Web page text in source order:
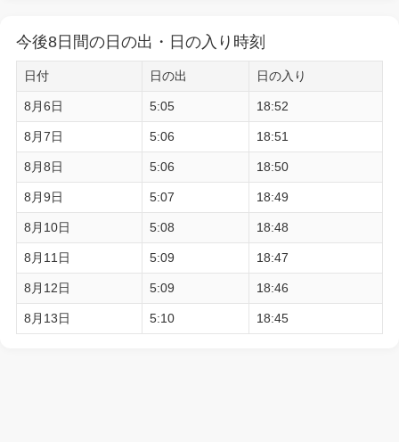
今後8日間の日の出・日の入り時刻
日付 日の出 日の入り
8月6日 5:05 18:52
8月7日 5:06 18:51
8月8日 5:06 18:50
8月9日 5:07 18:49
8月10日 5:08 18:48
8月11日 5:09 18:47
8月12日 5:09 18:46
8月13日 5:10 18:45